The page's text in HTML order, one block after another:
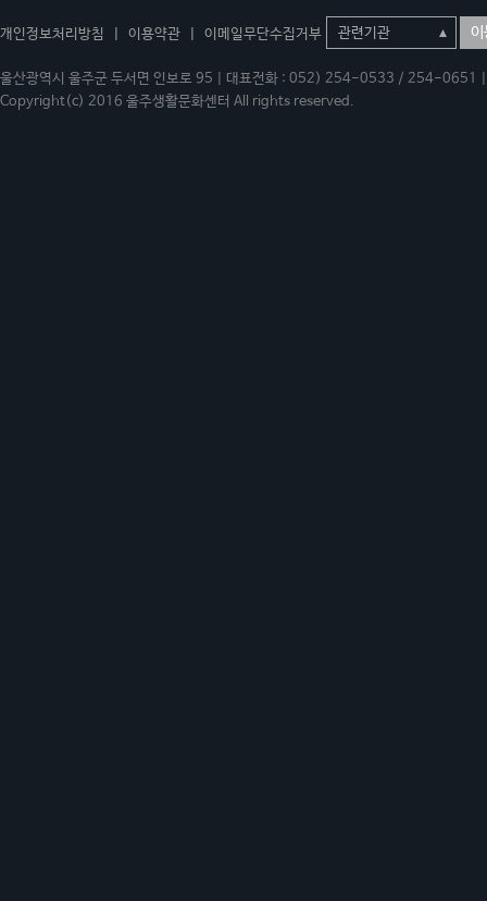
개인정보처리방침 이용약관 이메일무단수집거부 이
울산광역시 울주군 두서면 인보로 95 | 대표전화 : 052) 254-0533 / 254-
Copyright(c) 2016 울주생활문화센터 All rights reserved.